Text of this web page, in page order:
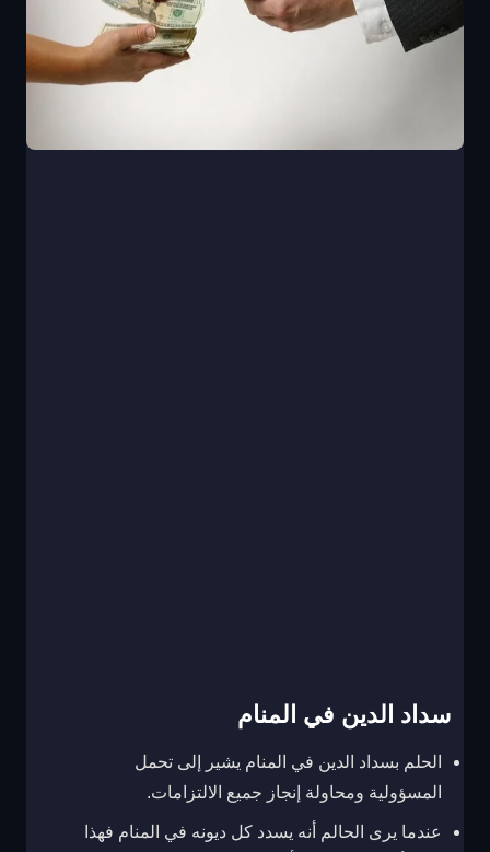
سداد الدين في المنام
الحلم بسداد الدين في المنام يشير إلى تحمل
المسؤولية ومحاولة إنجاز جميع الالتزامات.
عندما يرى الحالم أنه يسدد كل ديونه في المنام فهذا